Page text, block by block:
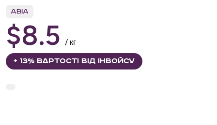
Авіа
$8.5/ кг
+ 13% вартості від інвойсу